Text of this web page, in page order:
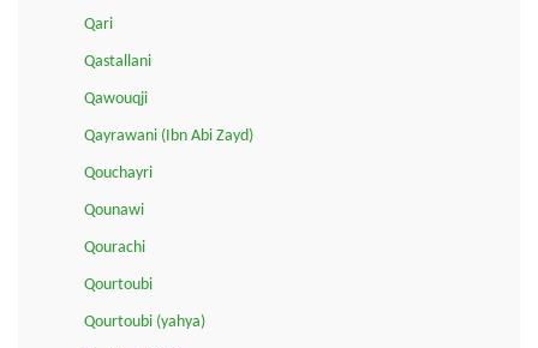
Qari
Qastallani
Qawouqji
Qayrawani (Ibn Abi Zayd)
Qouchayri
Qounawi
Qourachi
Qourtoubi
Qourtoubi (yahya)